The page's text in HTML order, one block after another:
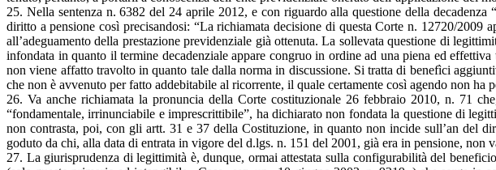
25. Nella sentenza n. 6382 del 24 aprile 2012, e con riguardo alla questione della
diritto a pensione così precisandosi: “La richiamata decisione di questa Corte n. 12720/2009
all’adeguamento della prestazione previdenziale già ottenuta. La sollevata questione di
infondata in quanto il termine decadenziale appare congruo in ordine ad una piena ed
non viene affatto travolto in quanto tale dalla norma in discussione. Si tratta di benefìci
che non è avvenuto per fatto addebitabile al ricorrente, il quale certamente così agendo non
26. Va anche richiamata la pronuncia della Corte costituzionale 26 febbraio 2010, n. 71
“fondamentale, irrinunciabile e imprescrittibile”, ha dichiarato non fondata la questione di
non contrasta, poi, con gli artt. 31 e 37 della Costituzione, in quanto non incide sull’an del
goduto da chi, alla data di entrata in vigore del d.lgs. n. 151 del 2001, già era in pensione,
27. La giurisprudenza di legittimità è, dunque, ormai attestata sulla configurabilità del